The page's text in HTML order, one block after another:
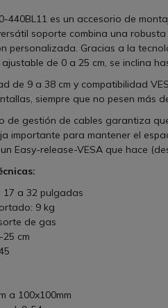
440BL11 es un accesorio de
soporte combina una
personalizada. Gracias a la
de 0 a 25 cm, se inclina
de 9 a 38 cm y compatibilidad
siempre que no pesen más
de gestión de cables garantiza
importante para mantener el
Easy-release-VESA que hace
a 32 pulgadas
9 kg
de gas
cm
a 100x100mm